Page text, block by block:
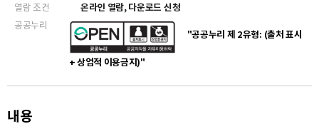
열람 조건
온라인 열람, 다운로드 신청
공공누리
"공공누리 제 2유형: (출처 표시
+ 상업적 이용금지)"
내용